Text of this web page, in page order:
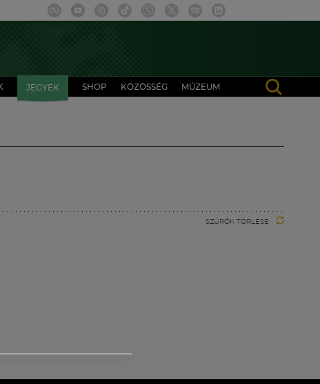
JEGYEK SHOP KÖZÖSSÉG MÚZEUM
SZŰRŐK TÖRLÉSE